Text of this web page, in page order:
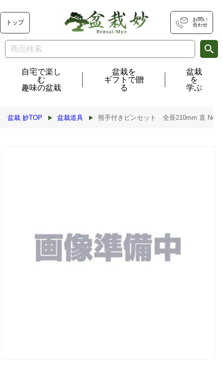
ンツに
進む
トップ
お問い
合わせ
自宅で楽し
む
趣味の盆栽
盆栽を
ギフトで贈
る
盆栽
を
学ぶ
盆栽 妙TOP 盆栽道具 熊手付きピンセット 全長210mm 直